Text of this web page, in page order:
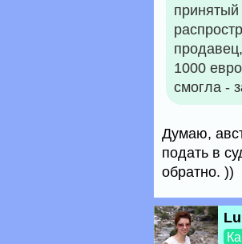
принятый
1000
смогла -
Думаю,
подать в
обратно. ))